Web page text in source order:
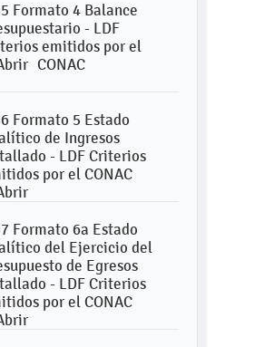
Formato 4 Balance
- LDF
emitidos por el
CONAC
Formato 5 Estado
de Ingresos
- LDF Criterios
por el CONAC
Formato 6a Estado
del Ejercicio del
de Egresos
- LDF Criterios
por el CONAC